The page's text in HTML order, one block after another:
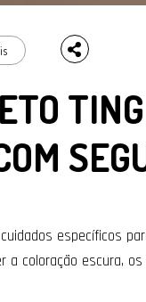
específicos
a coloração escura,